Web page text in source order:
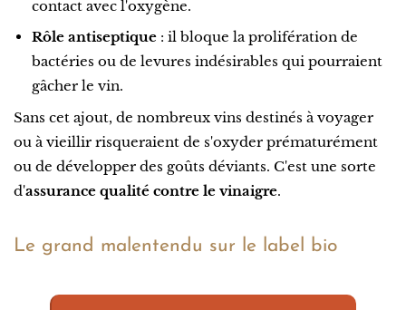
contact avec l'oxygène.
Rôle antiseptique : il bloque la prolifération de
bactéries ou de levures indésirables qui pourraient
gâcher le vin.
Sans cet ajout, de nombreux vins destinés à voyager
ou à vieillir risqueraient de s'oxyder prématurément
ou de développer des goûts déviants. C'est une sorte
d'assurance qualité contre le vinaigre.
Le grand malentendu sur le label bio